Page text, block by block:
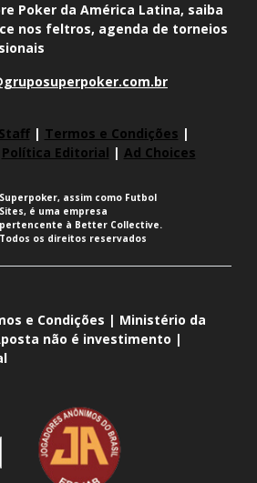
Poker da América Latina, saiba
nos feltros, agenda de torneios
Staff| Termos e Condições |
Política Editorial | Ad Choices
Superpoker, assim como Futbol
Sites, é uma empresa
pertencente à Better Collective.
Todos os direitos reservados
e Condições | Ministério da
não é investimento |